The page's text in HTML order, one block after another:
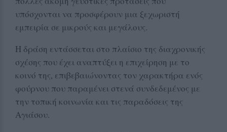
υπόσχονται να προσφέρουν μια ξεχωριστή
εμπειρία σε μικρούς και μεγάλους.
Η δράση εντάσσεται στο πλαίσιο της διαχρονικής
σχέσης που έχει αναπτύξει η επιχείρηση με το
κοινό της, επιβεβαιώνοντας τον χαρακτήρα ενός
φούρνου που παραμένει στενά συνδεδεμένος με
την τοπική κοινωνία και τις παραδόσεις της
Αγιάσου.